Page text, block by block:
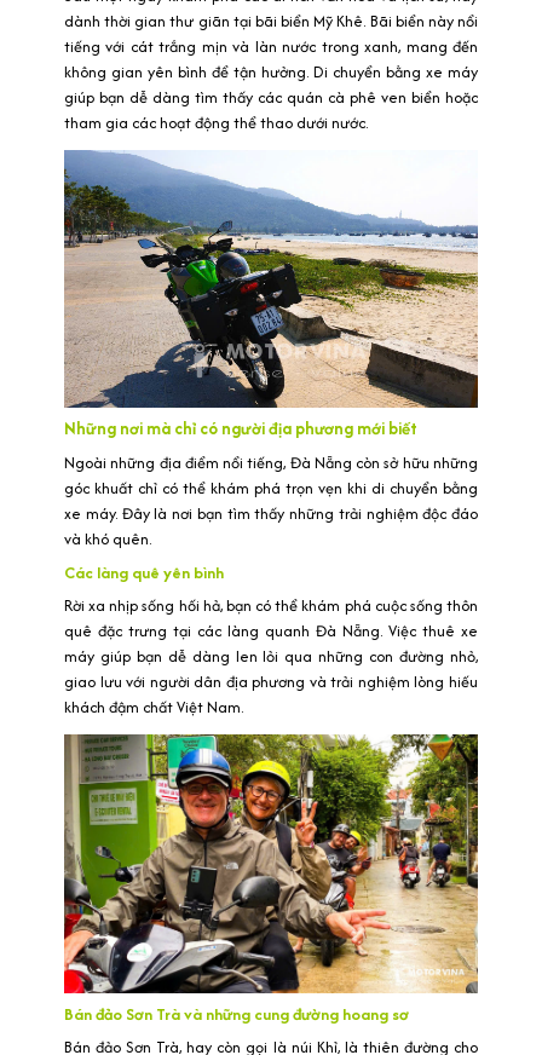
dành thời gian thư giãn tại bãi biển Mỹ Khê. Bãi biển này nổi
tiếng với cát trắng mịn và làn nước trong xanh, mang đến
không gian yên bình để tận hưởng. Di chuyển bằng xe máy
giúp bạn dễ dàng tìm thấy các quán cà phê ven biển hoặc
tham gia các hoạt động thể thao dưới nước.
Những nơi mà chỉ có người địa phương mới biết
Ngoài những địa điểm nổi tiếng, Đà Nẵng còn sở hữu những
góc khuất chỉ có thể khám phá trọn vẹn khi di chuyển bằng
xe máy. Đây là nơi bạn tìm thấy những trải nghiệm độc đáo
và khó quên.
Các làng quê yên bình
Rời xa nhịp sống hối hả, bạn có thể khám phá cuộc sống thôn
quê đặc trưng tại các làng quanh Đà Nẵng. Việc thuê xe
máy giúp bạn dễ dàng len lỏi qua những con đường nhỏ,
giao lưu với người dân địa phương và trải nghiệm lòng hiếu
khách đậm chất Việt Nam.
Bán đảo Sơn Trà và những cung đường hoang sơ
Bán đảo Sơn Trà, hay còn gọi là núi Khỉ, là thiên đường cho